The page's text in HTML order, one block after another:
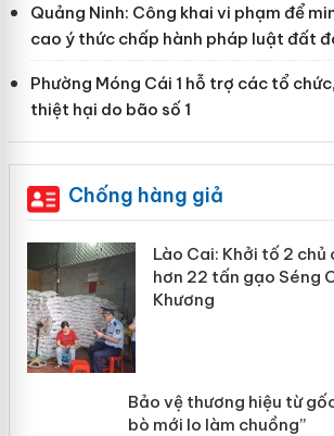
Quảng Ninh: Công khai vi phạm để
cao ý thức chấp hành pháp luật đất
Phường Móng Cái 1 hỗ trợ các tổ
thiệt hại do bão số 1
Chống hàng giả
Lào Cai: Khởi tố 2 chủ
hơn 22 tấn gạo Séng
Khương
Bảo vệ thương hiệu từ
“mất bò mới lo làm